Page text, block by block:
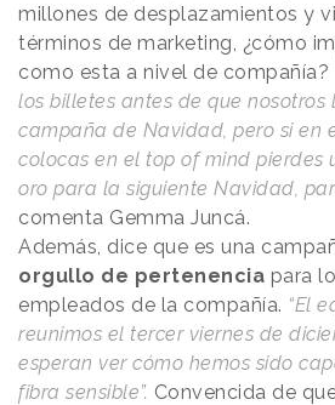
millones de desplazamientos y
términos de marketing, ¿cómo
como esta a nivel de compañía?
los billetes antes de que nosotros
campaña de Navidad, pero si en
colocas en el top of mind pierdes
oro para la siguiente Navidad,
comenta Gemma Juncá.
Además, dice que es una
orgullo de pertenencia para
empleados de la compañía. “El
reunimos el tercer viernes de
esperan ver cómo hemos sido
fibra sensible”. Convencida de